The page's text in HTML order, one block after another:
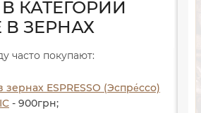
КАТЕГОРИИ
В ЗЕРНАХ
часто покупают:
зернах ESPRESSO (Эспре́ссо)
- 900грн;